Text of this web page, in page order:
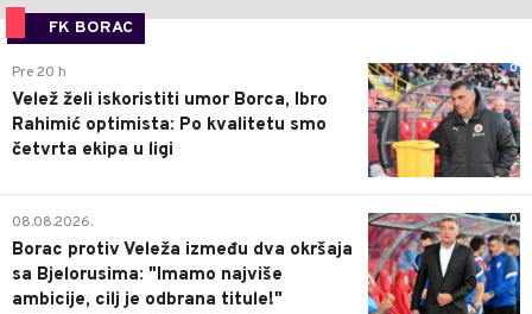
FK BORAC
0
Pre 20 h
Velež želi iskoristiti umor Borca, Ibro
Rahimić optimista: Po kvalitetu smo
četvrta ekipa u ligi
0
08.08.2026.
Borac protiv Veleža između dva okršaja
sa Bjelorusima: "Imamo najviše
ambicije, cilj je odbrana titule!"